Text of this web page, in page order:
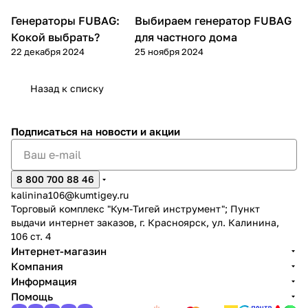
Генераторы
Генераторы FUBAG:
Кокой выбрать?
22 декабря 2024
Генераторы
Выбираем генератор FUBAG
для частного дома
25 ноября 2024
Назад к списку
Подписаться на новости и акции
8 800 700 88 46
kalinina106@kumtigey.ru
Торговый комплекс "Кум-Тигей инструмент"; Пункт
выдачи интернет заказов, г. Красноярск, ул. Калинина,
106 ст. 4
Интернет-магазин
Компания
Информация
Помощь